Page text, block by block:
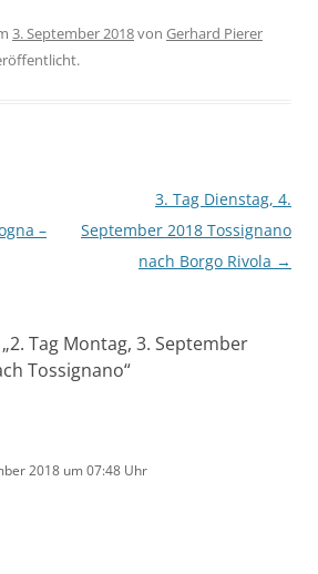
3. September 2018von Gerhard Pierer
–
3. Tag Dienstag, 4.
September 2018 Tossignano
nach Borgo Rivola →
2. Tag Montag, 3. September
Tossignano“
2018 um 07:48 Uhr